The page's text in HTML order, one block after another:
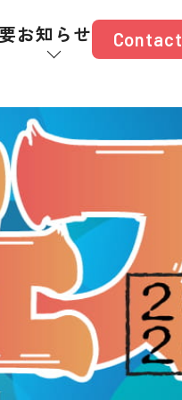
お知らせ Contact